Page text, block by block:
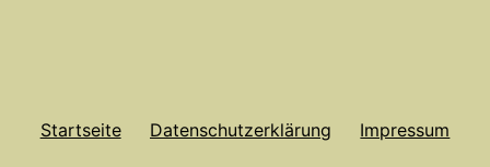
Startseite Datenschutzerklärung Impressum